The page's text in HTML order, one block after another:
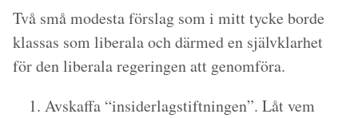
Två små modesta förslag som i mitt tycke borde
klassas som liberala och därmed en självklarhet
för den liberala regeringen att genomföra.
Avskaffa “insiderlagstiftningen”. Låt vem